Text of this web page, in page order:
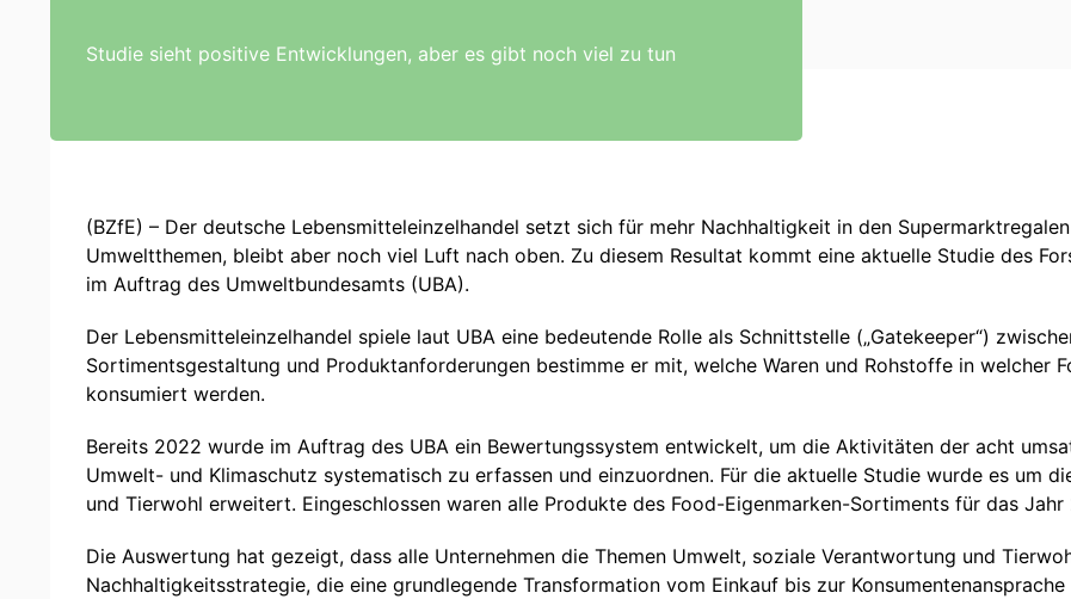
Studie sieht positive Entwicklungen, aber es gibt noch viel zu tun
(BZfE) – Der deutsche Lebensmitteleinzelhandel setzt sich für mehr Nachhaltigkeit in den
Umweltthemen, bleibt aber noch viel Luft nach oben. Zu diesem Resultat kommt eine aktuelle Studie des
im Auftrag des Umweltbundesamts (UBA).
Der Lebensmitteleinzelhandel spiele laut UBA eine bedeutende Rolle als Schnittstelle („Gatekeeper“)
Sortimentsgestaltung und Produktanforderungen bestimme er mit, welche Waren und Rohstoffe in welcher
konsumiert werden.
Bereits 2022 wurde im Auftrag des UBA ein Bewertungssystem entwickelt, um die Aktivitäten der acht
Umwelt- und Klimaschutz systematisch zu erfassen und einzuordnen. Für die aktuelle Studie wurde es um
und Tierwohl erweitert. Eingeschlossen waren alle Produkte des Food-Eigenmarken-Sortiments für das Jahr
Die Auswertung hat gezeigt, dass alle Unternehmen die Themen Umwelt, soziale Verantwortung und
Nachhaltigkeitsstrategie, die eine grundlegende Transformation vom Einkauf bis zur